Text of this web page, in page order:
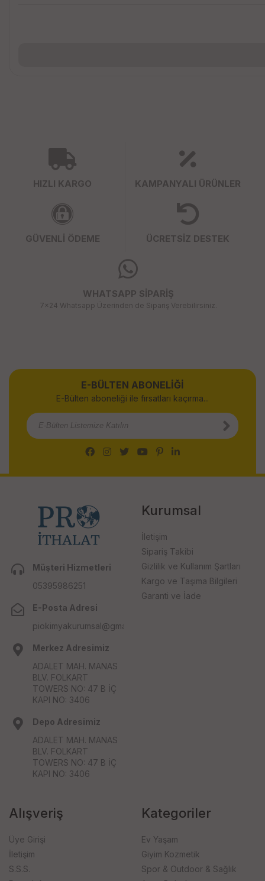
HIZLI KARGO KAMPANYALI ÜRÜNLER
GÜVENLİ ÖDEME ÜCRETSİZ DESTEK
WHATSAPP SİPARİŞ
7x24 Whatsapp Üzerinden de Sipariş Verebilirsiniz.
E-BÜLTEN ABONELİĞİ
E-Bülten aboneliği ile fırsatları kaçırma...
Müşteri Hizmetleri
05395986251
E-Posta Adresi
piokimyakurumsal@gmail.com
Merkez Adresimiz
ADALET MAH. MANAS
BLV. FOLKART
TOWERS NO: 47 B İÇ
KAPI NO: 3406
Depo Adresimiz
ADALET MAH. MANAS
BLV. FOLKART
TOWERS NO: 47 B İÇ
KAPI NO: 3406
Kurumsal
İletişim
Sipariş Takibi
Gizlilik ve Kullanım Şartları
Kargo ve Taşıma Bilgileri
Garanti ve İade
Alışveriş
Üye Girişi
İletişim
S.S.S.
Kategoriler
Ev Yaşam
Giyim Kozmetik
Spor & Outdoor & Sağlık